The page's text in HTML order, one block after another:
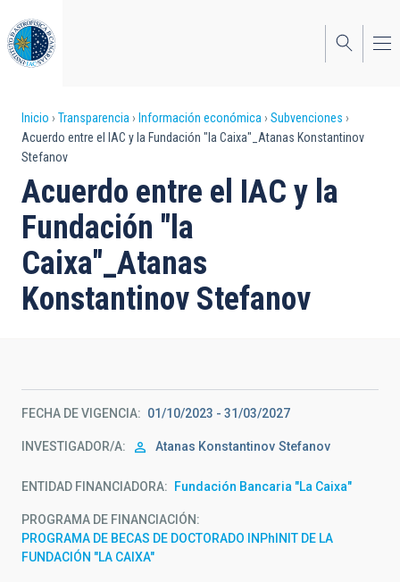
al
contenido
principal
Sobrescribir
enlaces
de
ayuda
a
la
navegación
Inicio Transparencia Información económica
Subvenciones
Acuerdo entre el IAC y la Fundación "la Caixa"_Atanas Konstantinov
Stefanov
Acuerdo entre el IAC y la
Fundación "la
Caixa"_Atanas
Konstantinov Stefanov
FECHA DE VIGENCIA 01/10/2023 - 31/03/2027
INVESTIGADOR/A Atanas Konstantinov Stefanov
ENTIDAD FINANCIADORA Fundación Bancaria "La Caixa"
PROGRAMA DE FINANCIACIÓN
PROGRAMA DE BECAS DE DOCTORADO INPhINIT DE LA
FUNDACIÓN "LA CAIXA"